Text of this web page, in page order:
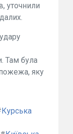
уточнили
Там була
яку
Курська